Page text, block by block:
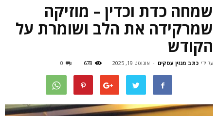
שמחה כדת וכדין – מוזיקה
שמרקידה את הלב ושומרת על
הקודש
על ידי כתב מגזין עסקים - אוגוסט 19, 2025 678
0